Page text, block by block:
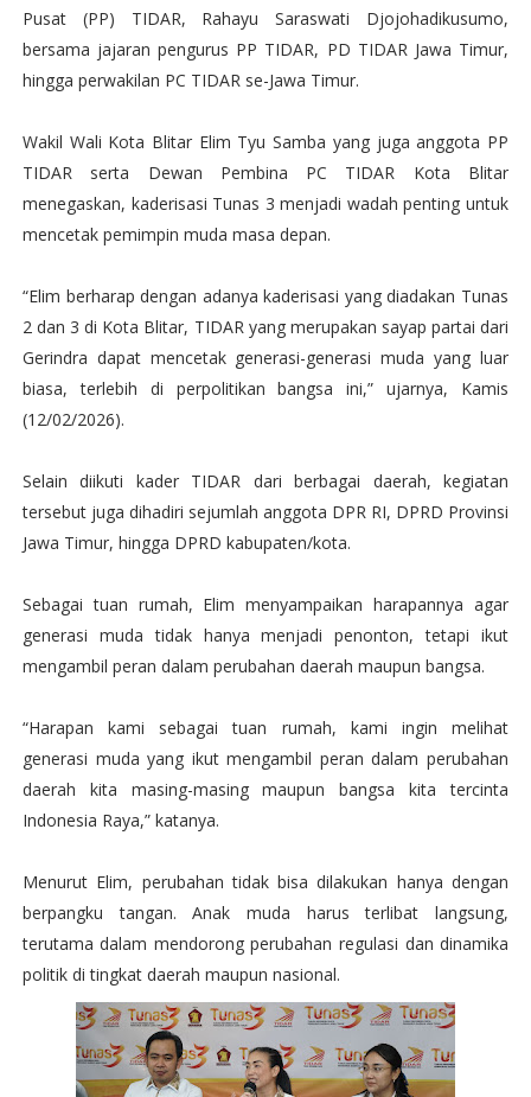
Pusat (PP) TIDAR, Rahayu Saraswati Djojohadikusumo,
bersama jajaran pengurus PP TIDAR, PD TIDAR Jawa Timur,
hingga perwakilan PC TIDAR se-Jawa Timur.
Wakil Wali Kota Blitar Elim Tyu Samba yang juga anggota PP
TIDAR serta Dewan Pembina PC TIDAR Kota Blitar
menegaskan, kaderisasi Tunas 3 menjadi wadah penting untuk
mencetak pemimpin muda masa depan.
“Elim berharap dengan adanya kaderisasi yang diadakan Tunas
2 dan 3 di Kota Blitar, TIDAR yang merupakan sayap partai dari
Gerindra dapat mencetak generasi-generasi muda yang luar
biasa, terlebih di perpolitikan bangsa ini,” ujarnya, Kamis
(12/02/2026).
Selain diikuti kader TIDAR dari berbagai daerah, kegiatan
tersebut juga dihadiri sejumlah anggota DPR RI, DPRD Provinsi
Jawa Timur, hingga DPRD kabupaten/kota.
Sebagai tuan rumah, Elim menyampaikan harapannya agar
generasi muda tidak hanya menjadi penonton, tetapi ikut
mengambil peran dalam perubahan daerah maupun bangsa.
“Harapan kami sebagai tuan rumah, kami ingin melihat
generasi muda yang ikut mengambil peran dalam perubahan
daerah kita masing-masing maupun bangsa kita tercinta
Indonesia Raya,” katanya.
Menurut Elim, perubahan tidak bisa dilakukan hanya dengan
berpangku tangan. Anak muda harus terlibat langsung,
terutama dalam mendorong perubahan regulasi dan dinamika
politik di tingkat daerah maupun nasional.